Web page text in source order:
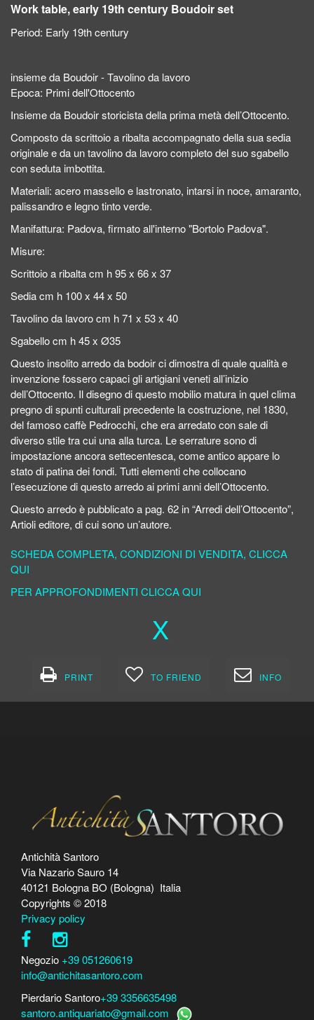
Work table, early 19th century Boudoir set
Period: Early 19th century
insieme da Boudoir - Tavolino da lavoro
Epoca: Primi dell'Ottocento
Insieme da Boudoir storicista della prima metà dell’Ottocento.
Composto da scrittoio a ribalta accompagnato della sua sedia
originale e da un tavolino da lavoro completo del suo sgabello
con seduta imbottita.
Materiali: acero massello e lastronato, intarsi in noce, amaranto,
palissandro e legno tinto verde.
Manifattura: Padova, firmato all'interno "Bortolo Padova".
Misure:
Scrittoio a ribalta cm h 95 x 66 x 37
Sedia cm h 100 x 44 x 50
Tavolino da lavoro cm h 71 x 53 x 40
Sgabello cm h 45 x Ø35
Questo insolito arredo da bodoir ci dimostra di quale qualità e
invenzione fossero capaci gli artigiani veneti all’inizio
dell’Ottocento. Il disegno di questo mobilio matura in quel clima
pregno di spunti culturali precedente la costruzione, nel 1830,
del famoso caffè Pedrocchi, che era arredato con sale di
diverso stile tra cui una alla turca. Le serrature sono di
impostazione ancora settecentesca, come antico appare lo
stato di patina dei fondi. Tutti elementi che collocano
l’esecuzione di questo arredo ai primi anni dell’Ottocento.
Questo arredo è pubblicato a pag. 62 in “Arredi dell’Ottocento”,
Artioli editore, di cui sono un’autore.
SCHEDA COMPLETA, CONDIZIONI DI VENDITA, CLICCA
QUI
PER APPROFONDIMENTI CLICCA QUI
X
PRINT TO FRIEND INFO
Antichità Santoro
Via Nazario Sauro 14
40121 Bologna BO (Bologna) Italia
Copyrights © 2018
Privacy policy
Negozio +39 051260619
info@antichitasantoro.com
Pierdario Santoro+39 3356635498
santoro.antiquariato@gmail.com